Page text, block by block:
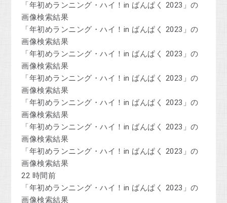
「年初めランニング・ハイ！in ばんぱく 2023」の
画像検索結果
「年初めランニング・ハイ！in ばんぱく 2023」の
画像検索結果
「年初めランニング・ハイ！in ばんぱく 2023」の
画像検索結果
「年初めランニング・ハイ！in ばんぱく 2023」の
画像検索結果
「年初めランニング・ハイ！in ばんぱく 2023」の
画像検索結果
「年初めランニング・ハイ！in ばんぱく 2023」の
画像検索結果
「年初めランニング・ハイ！in ばんぱく 2023」の
画像検索結果
22 時間前
「年初めランニング・ハイ！in ばんぱく 2023」の
画像検索結果